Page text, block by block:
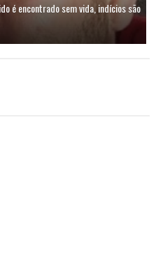
é encontrado sem vida, indícios são